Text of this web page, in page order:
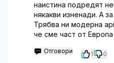
наистина подредят
някакви изненади. А
Трябва ни модерна
че сме част от
Отговори 1 0